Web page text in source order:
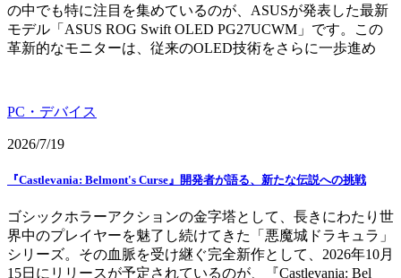
の中でも特に注目を集めているのが、ASUSが発表した最新
モデル「ASUS ROG Swift OLED PG27UCWM」です。この
革新的なモニターは、従来のOLED技術をさらに一歩進め
PC・デバイス
2026/7/19
『Castlevania: Belmont's Curse』開発者が語る、新たな伝説への挑戦
ゴシックホラーアクションの金字塔として、長きにわたり世
界中のプレイヤーを魅了し続けてきた「悪魔城ドラキュラ」
シリーズ。その血脈を受け継ぐ完全新作として、2026年10月
15日にリリースが予定されているのが、『Castlevania: Bel